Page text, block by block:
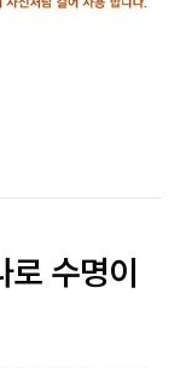
수명이